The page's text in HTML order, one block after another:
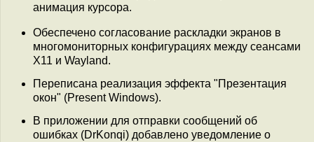
анимация курсора.
Обеспечено согласование раскладки экранов в
многомониторных конфигурациях между сеансами
X11 и Wayland.
Переписана реализация эффекта "Презентация
окон" (Present Windows).
В приложении для отправки сообщений об
ошибках (DrKonqi) добавлено уведомление о